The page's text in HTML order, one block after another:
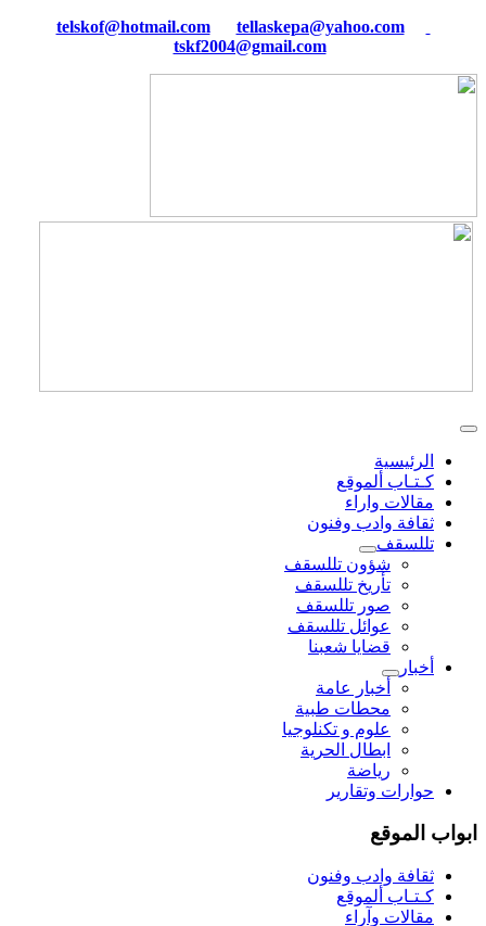
tellaskepa@yahoo.com
tskf2004@gmail.com
الرئيسية
كـتـاب ألموقع
مقالات واراء
ثقافة وادب وفنون
تللسقف
شؤون تللسقف
تأريخ تللسقف
صور تللسقف
عوائل تللسقف
قضايا شعبنا
أخبار
أخبار عامة
محطات طبية
علوم و تکنلوجیا
ابطال الحرية
رياضة
حوارات وتقارير
ابواب الموقع
ثقافة وادب وفنون
كـتـاب ألموقع
مقالات وآراء